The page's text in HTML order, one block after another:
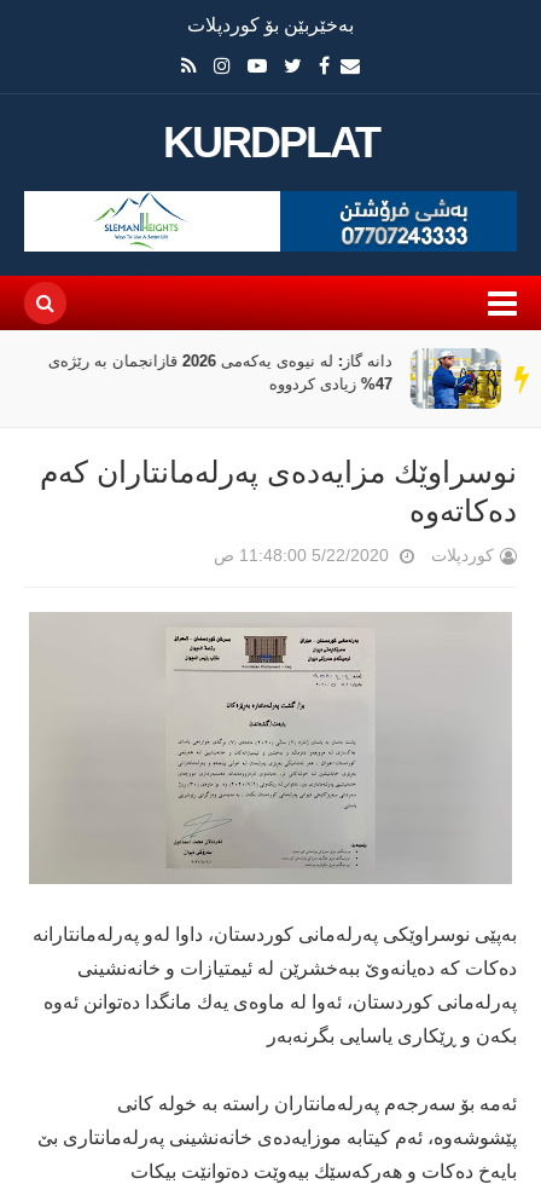
بەخێربێن بۆ کوردپلات
KURDPLAT
سەر
دێڕ
دانە گاز: لە نیوەی یەکەمی 2026 قازانجمان بە رێژەی
47% زیادی کردووە
نوسراوێك مزایەدەی پەرلەمانتاران كەم
دەكاتەوە
کوردپلات 5/22/2020 11:48:00 ص
بەپێی نوسراوێكی پەرلەمانی كوردستان، داوا لەو پەرلەمانتارانە
دەكات كە دەیانەوێ ببەخشرێن لە ئیمتیازات و خانەنشینی
پەرلەمانی كوردستان، ئەوا لە ماوەی یەك مانگدا دەتوانن ئەوە
بكەن و ڕێكاری یاسایی بگرنەبەر
ئەمە بۆ سەرجەم پەرلەمانتاران راستە بە خولە كانی
پێشوشەوە، ئەم كیتابە موزایەدەی خانەنشینی پەرلەمانتاری بێ
بایەخ دەكات و هەركەسێك بیەوێت دەتوانێت بیكات